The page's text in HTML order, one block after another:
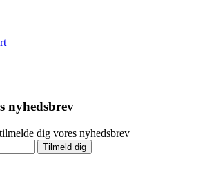
nyhedsbrev
dig vores nyhedsbrev
Tilmeld dig